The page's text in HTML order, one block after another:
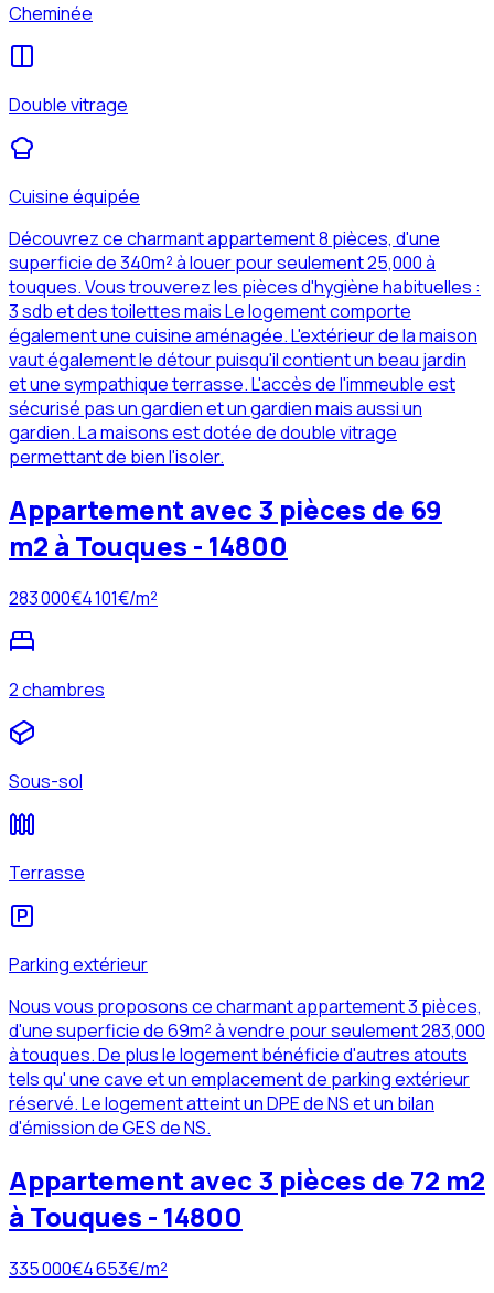
Cheminée
Double vitrage
Cuisine équipée
Découvrez ce charmant appartement 8 pièces, d'une
superficie de 340m² à louer pour seulement 25,000 à
touques. Vous trouverez les pièces d'hygiène habituelles :
3 sdb et des toilettes mais Le logement comporte
également une cuisine aménagée. L'extérieur de la maison
vaut également le détour puisqu'il contient un beau jardin
et une sympathique terrasse. L'accès de l'immeuble est
sécurisé pas un gardien et un gardien mais aussi un
gardien. La maisons est dotée de double vitrage
permettant de bien l'isoler.
Appartement avec 3 pièces de 69
m2 à Touques - 14800
283 000€4 101€/m²
2 chambres
Sous-sol
Terrasse
Parking extérieur
Nous vous proposons ce charmant appartement 3 pièces,
d'une superficie de 69m² à vendre pour seulement 283,000
à touques. De plus le logement bénéficie d'autres atouts
tels qu' une cave et un emplacement de parking extérieur
réservé. Le logement atteint un DPE de NS et un bilan
d'émission de GES de NS.
Appartement avec 3 pièces de 72 m2
à Touques - 14800
335 000€4 653€/m²